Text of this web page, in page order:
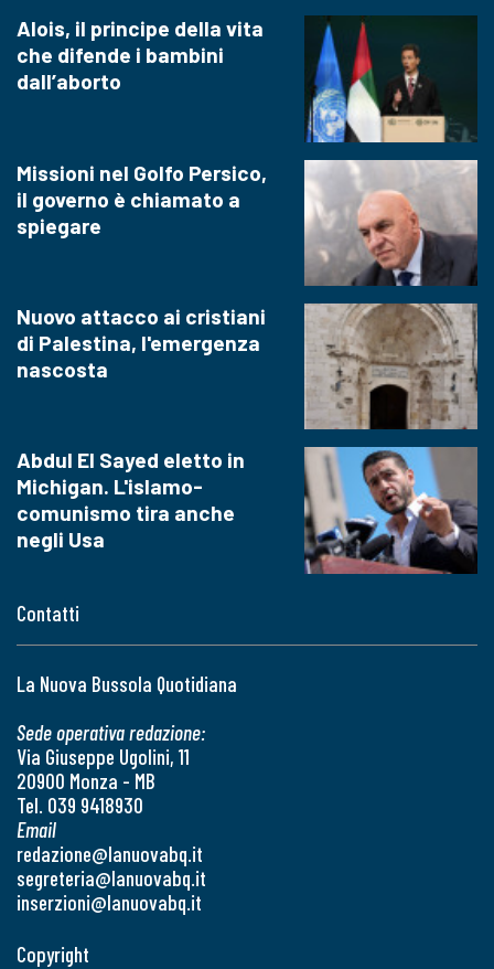
Contatti
La Nuova Bussola Quotidiana
Sede operativa redazione:
Via Giuseppe Ugolini, 11
20900 Monza - MB
Tel. 039 9418930
Email
redazione@lanuovabq.it
segreteria@lanuovabq.it
inserzioni@lanuovabq.it
Alois, il principe della vita
che difende i bambini
dall’aborto
Missioni nel Golfo Persico,
il governo è chiamato a
spiegare
Nuovo attacco ai cristiani
di Palestina, l'emergenza
nascosta
Abdul El Sayed eletto in
Michigan. L'islamo-
comunismo tira anche
negli Usa
Copyright